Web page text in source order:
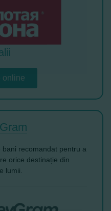
online
recomandat pentru a
orice destinație din
lumii.